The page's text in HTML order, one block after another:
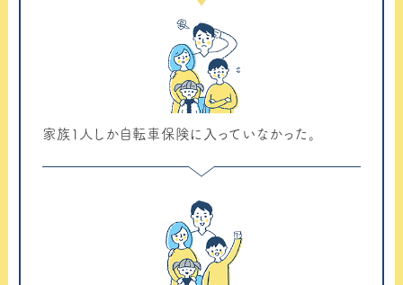
家族1人しか自転車保険に入っていなかった。